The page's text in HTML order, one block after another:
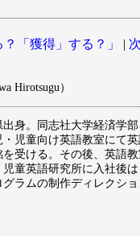
「獲得」する？」 |
Hirotsugu）
出身。同志社大学経済学
児童向け英語教室にて
受ける。その後、英語
童英語研究所に入社後
ラムの制作ディレクシ